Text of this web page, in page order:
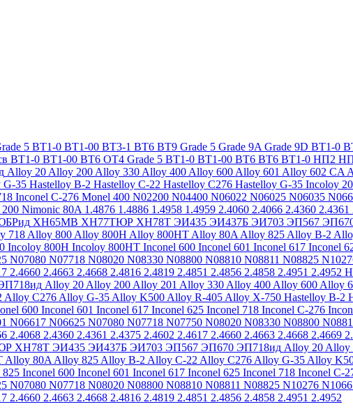
5 ВТ1-0 ВТ1-00 ВТ3-1 ВТ6 ВТ9 Grade 5 Grade 9A Grade 9D ВТ1-0
ВТ1-0 ВТ1-00 ВТ6 ОТ4 Grade 5 ВТ1-0 ВТ1-00 ВТ6 ВТ6 ВТ1-0 НП2
Alloy 20 Alloy 200 Alloy 330 Alloy 400 Alloy 600 Alloy 601 Alloy 602 CA
G-35 Hastelloy B-2 Hastelloy C-22 Hastelloy C276 Hastelloy G-35 Incoloy 20
Inconel C-276 Monel 400 N02200 N04400 N06022 N06025 N06035
Nimonic 80A 1.4876 1.4886 1.4958 1.4959 2.4060 2.4066 2.4360 2.4361
ХН65МВ ХН77ТЮР ХН78Т ЭИ435 ЭИ437Б ЭИ703 ЭП567
718 Alloy 800 Alloy 800H Alloy 800HT Alloy 80A Alloy 825 Alloy B-2
Incoloy 800H Incoloy 800HT Inconel 600 Inconel 601 Inconel 617 Inconel
N07080 N07718 N08020 N08330 N08800 N08810 N08811 N08825
2.4660 2.4663 2.4668 2.4816 2.4819 2.4851 2.4856 2.4858 2.4951 2.4952
Alloy 20 Alloy 200 Alloy 201 Alloy 330 Alloy 400 Alloy 600 Alloy
Alloy C276 Alloy G-35 Alloy K500 Alloy R-405 Alloy X-750 Hastelloy B-2
600 Inconel 601 Inconel 617 Inconel 625 Inconel 718 Inconel C-276
N06617 N06625 N07080 N07718 N07750 N08020 N08330 N08800
2.4068 2.4360 2.4361 2.4375 2.4602 2.4617 2.4660 2.4663 2.4668 2.4669
ХН78Т ЭИ435 ЭИ437Б ЭИ703 ЭП567 ЭП670 ЭП718ид Alloy 20 Alloy
Alloy 80A Alloy 825 Alloy B-2 Alloy C-22 Alloy C276 Alloy G-35 Alloy
825 Inconel 600 Inconel 601 Inconel 617 Inconel 625 Inconel 718 Inconel C-
N07080 N07718 N08020 N08800 N08810 N08811 N08825 N10276
2.4660 2.4663 2.4668 2.4816 2.4819 2.4851 2.4856 2.4858 2.4951 2.4952